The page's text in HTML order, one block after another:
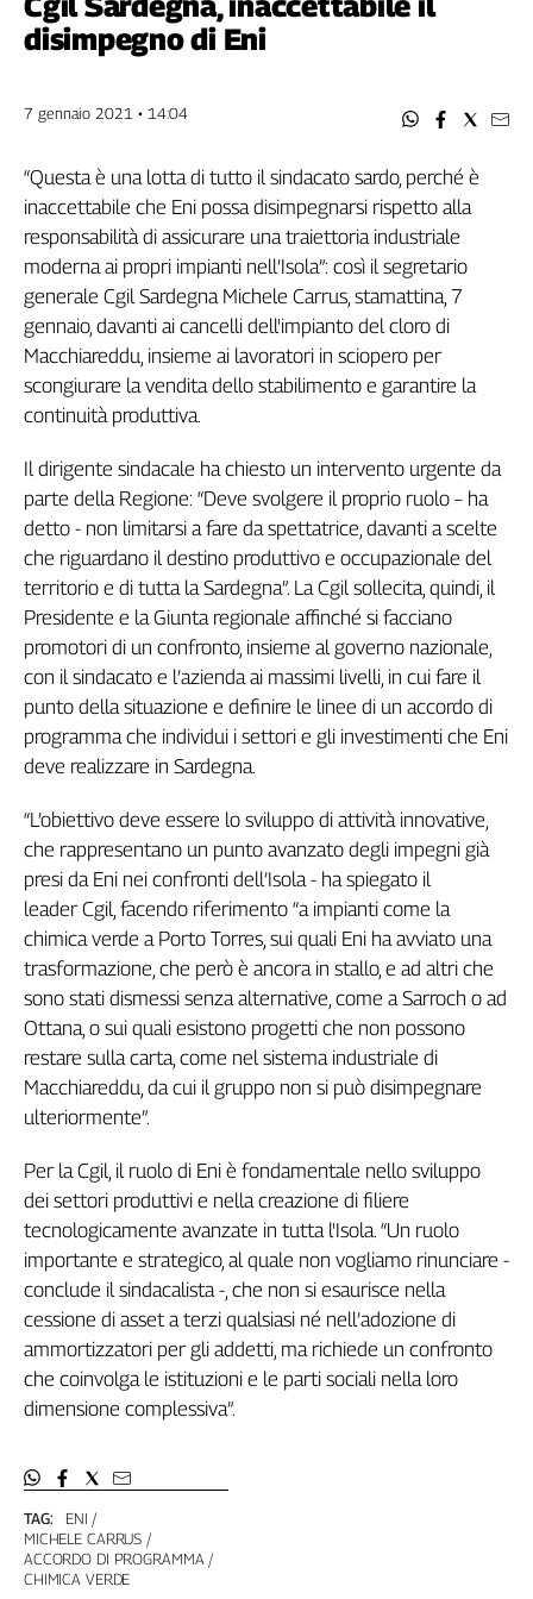
Filcams
Filctem
Filt
Fisac
Flai
Flc
Fp
Nidil
Slc
Spi
Inca
Caaf
Speciali
G8
di
Genova,
il
sangue
ragione
120
anni
Cgil
Collettiva
Collettiva
Rubriche
Collettiva
Talk
La
Collettiva
Girasoli
Sassolino
Economica
Tech
It
Easy
Inserti
Idea
Diffusa
InFlai
trasmissioni
Work
in
disimpegno di Eni
7 gennaio 2021 • 14:04
TAG:
ENI
MICHELE CARRUS
ACCORDO DI PROGRAMMA
CHIMICA VERDE
“Questa è una lotta di tutto il sindacato sardo, perché è
inaccettabile che Eni possa disimpegnarsi rispetto alla
responsabilità di assicurare una traiettoria industriale
moderna ai propri impianti nell’Isola”: così il segretario
generale Cgil Sardegna Michele Carrus, stamattina, 7
gennaio, davanti ai cancelli dell'impianto del cloro di
Macchiareddu, insieme ai lavoratori in sciopero per
scongiurare la vendita dello stabilimento e garantire la
continuità produttiva.
Il dirigente sindacale ha chiesto un intervento urgente da
parte della Regione: “Deve svolgere il proprio ruolo – ha
detto - non limitarsi a fare da spettatrice, davanti a scelte
che riguardano il destino produttivo e occupazionale del
territorio e di tutta la Sardegna”. La Cgil sollecita, quindi, il
Presidente e la Giunta regionale affinché si facciano
promotori di un confronto, insieme al governo nazionale,
con il sindacato e l’azienda ai massimi livelli, in cui fare il
punto della situazione e definire le linee di un accordo di
programma che individui i settori e gli investimenti che Eni
deve realizzare in Sardegna.
“L’obiettivo deve essere lo sviluppo di attività innovative,
che rappresentano un punto avanzato degli impegni già
presi da Eni nei confronti dell’Isola - ha spiegato il
leader Cgil, facendo riferimento “a impianti come la
chimica verde a Porto Torres, sui quali Eni ha avviato una
trasformazione, che però è ancora in stallo, e ad altri che
sono stati dismessi senza alternative, come a Sarroch o ad
Ottana, o sui quali esistono progetti che non possono
restare sulla carta, come nel sistema industriale di
Macchiareddu, da cui il gruppo non si può disimpegnare
ulteriormente”.
Per la Cgil, il ruolo di Eni è fondamentale nello sviluppo
dei settori produttivi e nella creazione di filiere
tecnologicamente avanzate in tutta l'Isola. “Un ruolo
importante e strategico, al quale non vogliamo rinunciare -
conclude il sindacalista -, che non si esaurisce nella
cessione di asset a terzi qualsiasi né nell’adozione di
ammortizzatori per gli addetti, ma richiede un confronto
che coinvolga le istituzioni e le parti sociali nella loro
dimensione complessiva”.